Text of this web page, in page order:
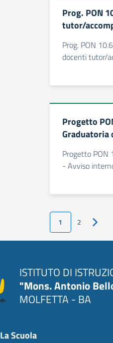
Prog. PON
tutor/
Prog. PON
docenti tutor/
Progetto
Progetto PON
- Avviso
1 2
ISTITUTO DI
"Mons. Antonio
MOLFETTA - BA
La Scuola